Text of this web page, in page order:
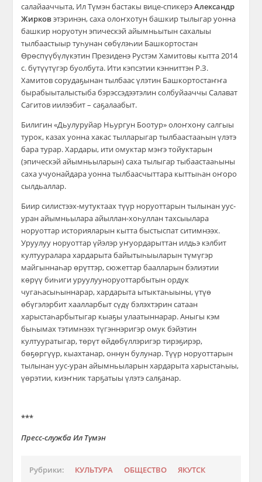
салайааччыта, Ил Түмэн бастакы вице-спикерэАлександр
Жирковэтэринэн, саха олоҥхотун башкир тылыгар уонна
башкир норуотун эпическэй айымньытын сахалыы
тылбаастыыр туһунан сөбүлэһии Башкортостан
Өрөспүүбүлүкэтин Президенэ Рустэм Хамитовы кытта 2014
с. бүтүүтүгэр буолбута. Ити кэпсэтии кэнниттэн Р.З.
Хамитов сорудаҕынан тылбаас үлэтин Башкортостаҥҥа
бырабыыталыстыба бэрэссэдээтэлин солбуйааччы Салават
Сагитов иилээбит – саҕалаабыт.
Билигин «Дьулуруйар Ньургун Боотур» олоҥхону салгыы
турок, казах уонна хакас тылларыгар тылбаастааһын үлэтэ
бара турар. Хардары, ити омуктар мэҥэ тойуктарын
(эпическэй айымньыларын) саха тылыгар тыбаастааһыны
саха учуонайдара уонна тылбаасчыттара кыттыһан оҥоро
сылдьаллар.
Биир силистээх-мутуктаах түүр норуоттарын тылынан уус-
уран айымньылара айыллан-хоһуллан тахсыылара
норуоттар историяларын кытта быстыспат ситимнээх.
Уруулуу норуоттар үйэлэр уҥуордарыттан илдьэ кэлбит
култууралара хардарыта байытыһыыларын түмүгэр
майгыннаһар өрүттэр, сюжеттар баалларын бэлиэтии
көрүү биһиги уруулууноруоттарбытын ордук
чугаһасыһыннарар, хардарыта ытыктаһыыны, үтүө
өбүгэлэрбит хаалларбыт сүдү бэлэхтэрин сатаан
харыстаһарбытыгар кыаҕы улаатыннарар. Аныгы кэм
быһымах тэтимнээх түгэннэригэр омук бэйэтин
култууратыгар, төрүт өйдөбүллэригэр тирэҕирэр,
бөҕөргүүр, кыахтанар, оннун булунар. Түүр норуоттарын
тылынан уус-уран айымньыларын хардарыта харыстаһыы,
үөрэтии, киэҥник тарҕатыы үлэтэ салҕанар.
***
Пресс-служба Ил Түмэн
Рубрики: КУЛЬТУРА ОБЩЕСТВО ЯКУТСК